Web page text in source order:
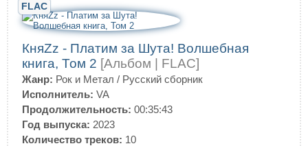
FLAC
КняZz - Платим за Шута! Волшебная
книга, Том 2 [Альбом | FLAC]
Жанр: Рок и Метал / Русский сборник
Исполнитель: VA
Продолжительность: 00:35:43
Год выпуска: 2023
Количество треков: 10